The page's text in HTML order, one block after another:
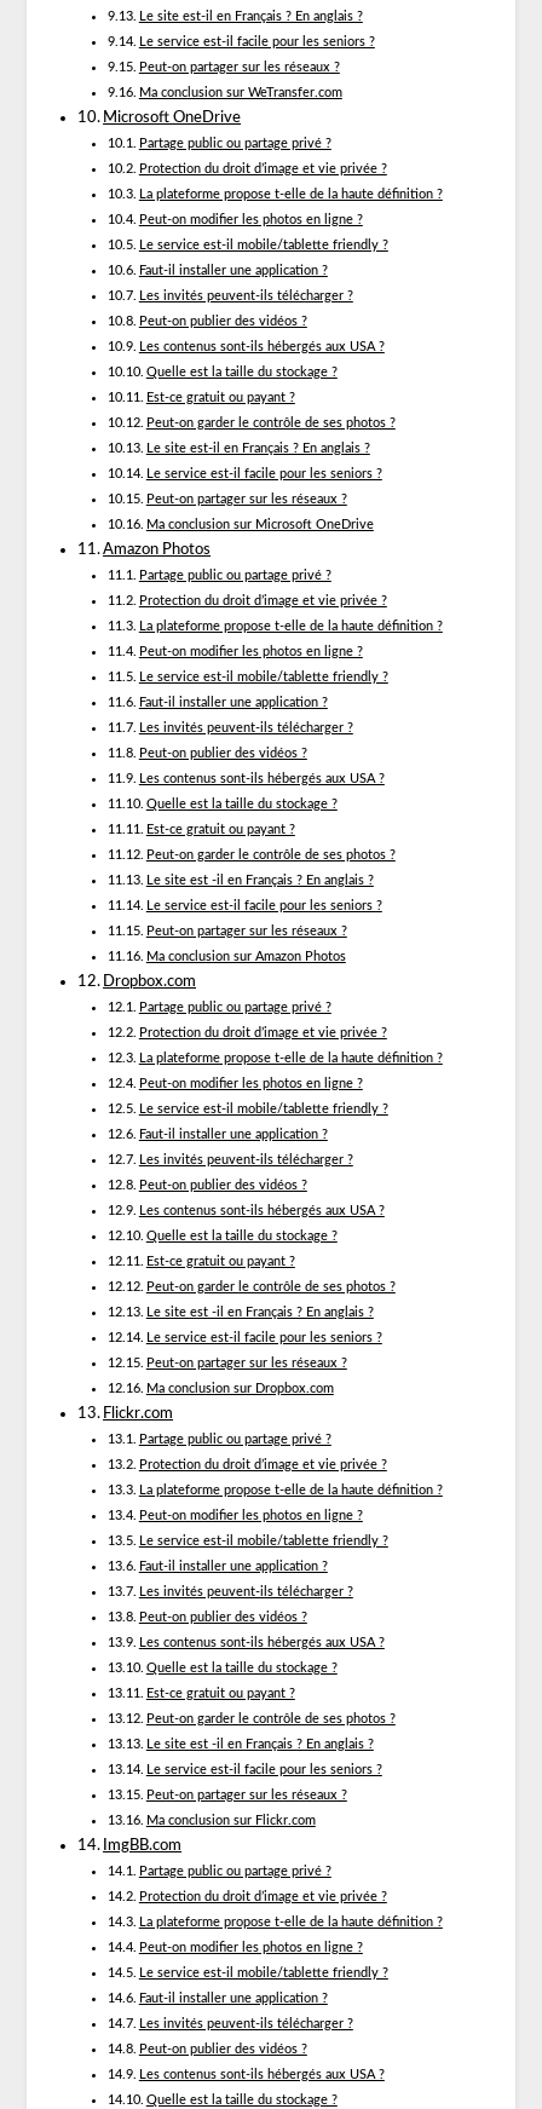
Le site est-il en Français ? En anglais ?
Le service est-il facile pour les seniors ?
Peut-on partager sur les réseaux ?
Ma conclusion sur WeTransfer.com
Microsoft OneDrive
Partage public ou partage privé ?
Protection du droit d’image et vie privée ?
La plateforme propose t-elle de la haute définition ?
Peut-on modifier les photos en ligne ?
Le service est-il mobile/tablette friendly ?
Faut-il installer une application ?
Les invités peuvent-ils télécharger ?
Peut-on publier des vidéos ?
Les contenus sont-ils hébergés aux USA ?
Quelle est la taille du stockage ?
Est-ce gratuit ou payant ?
Peut-on garder le contrôle de ses photos ?
Le site est-il en Français ? En anglais ?
Le service est-il facile pour les seniors ?
Peut-on partager sur les réseaux ?
Ma conclusion sur Microsoft OneDrive
Amazon Photos
Partage public ou partage privé ?
Protection du droit d’image et vie privée ?
La plateforme propose t-elle de la haute définition ?
Peut-on modifier les photos en ligne ?
Le service est-il mobile/tablette friendly ?
Faut-il installer une application ?
Les invités peuvent-ils télécharger ?
Peut-on publier des vidéos ?
Les contenus sont-ils hébergés aux USA ?
Quelle est la taille du stockage ?
Est-ce gratuit ou payant ?
Peut-on garder le contrôle de ses photos ?
Le site est -il en Français ? En anglais ?
Le service est-il facile pour les seniors ?
Peut-on partager sur les réseaux ?
Ma conclusion sur Amazon Photos
Dropbox.com
Partage public ou partage privé ?
Protection du droit d’image et vie privée ?
La plateforme propose t-elle de la haute définition ?
Peut-on modifier les photos en ligne ?
Le service est-il mobile/tablette friendly ?
Faut-il installer une application ?
Les invités peuvent-ils télécharger ?
Peut-on publier des vidéos ?
Les contenus sont-ils hébergés aux USA ?
Quelle est la taille du stockage ?
Est-ce gratuit ou payant ?
Peut-on garder le contrôle de ses photos ?
Le site est -il en Français ? En anglais ?
Le service est-il facile pour les seniors ?
Peut-on partager sur les réseaux ?
Ma conclusion sur Dropbox.com
Flickr.com
Partage public ou partage privé ?
Protection du droit d’image et vie privée ?
La plateforme propose t-elle de la haute définition ?
Peut-on modifier les photos en ligne ?
Le service est-il mobile/tablette friendly ?
Faut-il installer une application ?
Les invités peuvent-ils télécharger ?
Peut-on publier des vidéos ?
Les contenus sont-ils hébergés aux USA ?
Quelle est la taille du stockage ?
Est-ce gratuit ou payant ?
Peut-on garder le contrôle de ses photos ?
Le site est -il en Français ? En anglais ?
Le service est-il facile pour les seniors ?
Peut-on partager sur les réseaux ?
Ma conclusion sur Flickr.com
ImgBB.com
Partage public ou partage privé ?
Protection du droit d’image et vie privée ?
La plateforme propose t-elle de la haute définition ?
Peut-on modifier les photos en ligne ?
Le service est-il mobile/tablette friendly ?
Faut-il installer une application ?
Les invités peuvent-ils télécharger ?
Peut-on publier des vidéos ?
Les contenus sont-ils hébergés aux USA ?
Quelle est la taille du stockage ?